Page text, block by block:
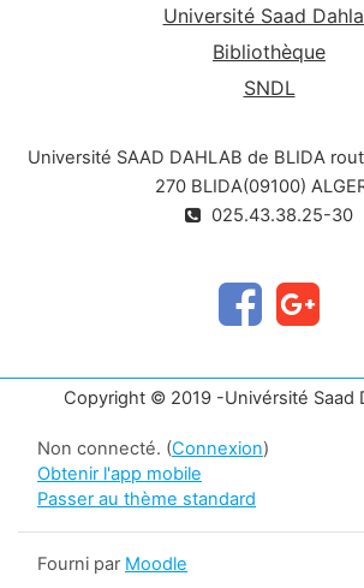
Université Saad
Bibliothèque
SNDL
Université SAAD DAHLAB de BLIDA
270 BLIDA(09100)
025.43.38.25-30
Copyright © 2019 -Univérsité Saad
Non connecté. (Connexion)
Obtenir l'app mobile
Passer au thème standard
Fourni par Moodle